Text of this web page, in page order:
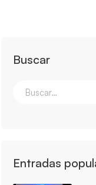
Buscar
Entradas